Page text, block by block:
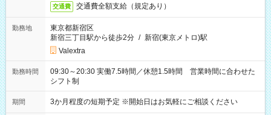
交通費 交通費全額支給（規定あり）
勤務地
東京都新宿区
新宿三丁目駅から徒歩2分 / 新宿(東京メトロ)駅
Valextra
勤務時間
09:30～20:30 実働7.5時間／休憩1.5時間 営業時間に合わせた
シフト制
期間 3か月程度の短期予定 ※開始日はお気軽にご相談ください